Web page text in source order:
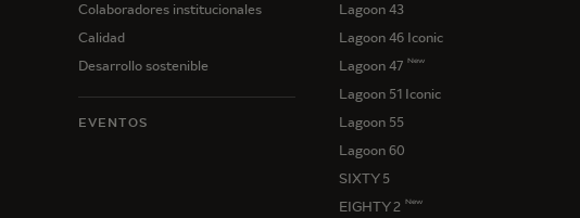
Colaboradores institucionales
Calidad
Desarrollo sostenible
EVENTOS
Lagoon 43
Lagoon 46 Iconic
Lagoon 47 New
Lagoon 51 Iconic
Lagoon 55
Lagoon 60
SIXTY 5
EIGHTY 2 New